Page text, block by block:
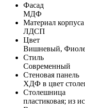
Фасад
МДФ
Материал корпуса
ЛДСП
Цвет
Вишневый,
Стиль
Современный
Стеновая панель
ХДФ в цвет
Столешница
пластиковая; из